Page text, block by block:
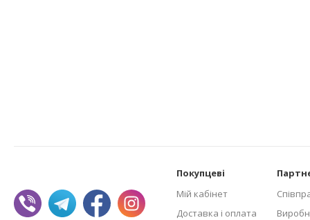
Покупцеві
Мій кабінет
Доставка і оплата